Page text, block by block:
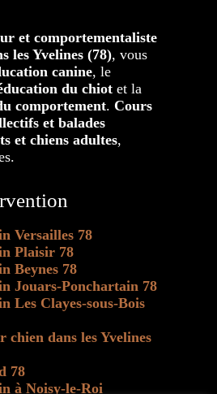
et comportementaliste
les Yvelines (78), vous
canine, le
du chiot et la
comportement. Cours
et balades
et chiens adultes,
Versailles 78
Plaisir 78
Beynes 78
Jouars-Ponchartain 78
Les Clayes-sous-Bois
chien dans les Yvelines
78
à Noisy-le-Roi